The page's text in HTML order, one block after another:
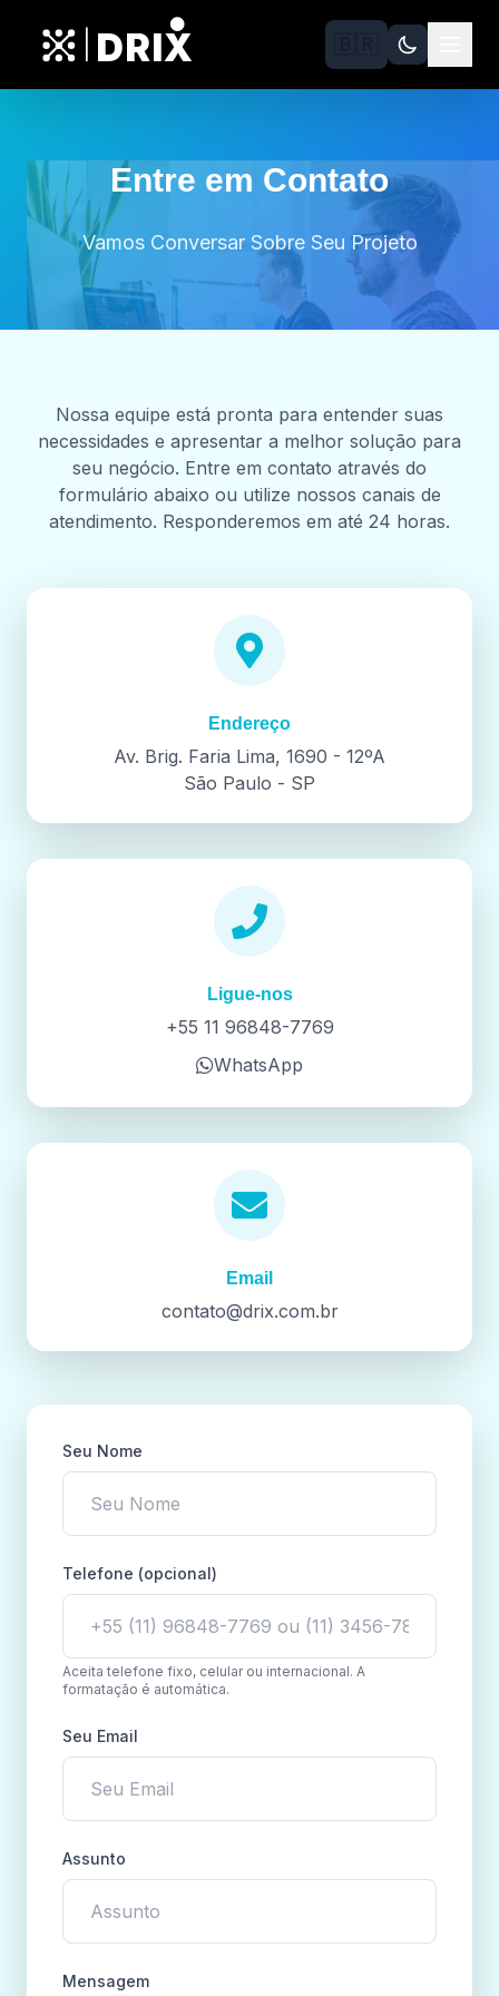
DRIX
Entre em Contato
Vamos Conversar Sobre Seu Projeto
Nossa equipe está pronta para entender suas
necessidades e apresentar a melhor solução para
seu negócio. Entre em contato através do
formulário abaixo ou utilize nossos canais de
atendimento. Responderemos em até 24 horas.
Endereço
Av. Brig. Faria Lima, 1690 - 12ºA
São Paulo - SP
Ligue-nos
+55 11 96848-7769
WhatsApp
Email
contato@drix.com.br
Seu Nome
Telefone (opcional)
Aceita telefone fixo, celular ou internacional. A
formatação é automática.
Seu Email
Assunto
Mensagem